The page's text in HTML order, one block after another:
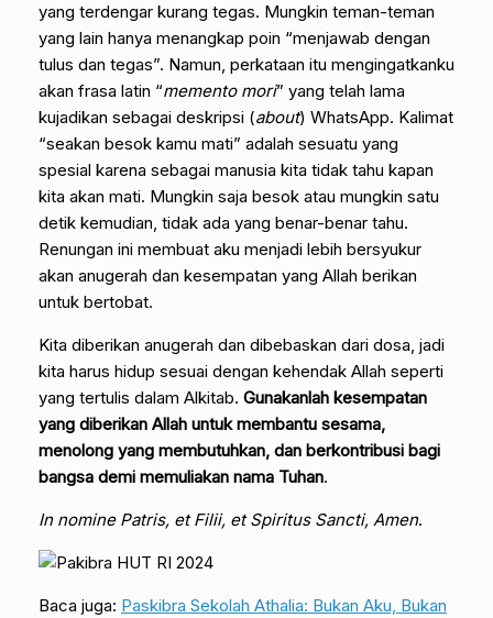
yang terdengar kurang tegas. Mungkin teman-teman
yang lain hanya menangkap poin “menjawab dengan
tulus dan tegas”. Namun, perkataan itu mengingatkanku
akan frasa latin “memento mori” yang telah lama
kujadikan sebagai deskripsi (about) WhatsApp. Kalimat
“seakan besok kamu mati” adalah sesuatu yang
spesial karena sebagai manusia kita tidak tahu kapan
kita akan mati. Mungkin saja besok atau mungkin satu
detik kemudian, tidak ada yang benar-benar tahu.
Renungan ini membuat aku menjadi lebih bersyukur
akan anugerah dan kesempatan yang Allah berikan
untuk bertobat.
Kita diberikan anugerah dan dibebaskan dari dosa, jadi
kita harus hidup sesuai dengan kehendak Allah seperti
yang tertulis dalam Alkitab. Gunakanlah kesempatan
yang diberikan Allah untuk membantu sesama,
menolong yang membutuhkan, dan berkontribusi bagi
bangsa demi memuliakan nama Tuhan.
In nomine Patris, et Filii, et Spiritus Sancti, Amen.
Baca juga: Paskibra Sekolah Athalia: Bukan Aku, Bukan